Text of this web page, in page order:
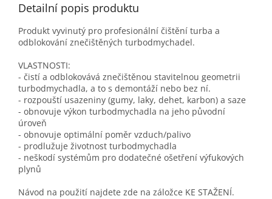
Detailní popis produktu
Produkt vyvinutý pro profesionální čištění turba a
odblokování znečištěných turbodmychadel.
VLASTNOSTI:
- čistí a odblokovává znečištěnou stavitelnou geometrii
turbodmychadla, a to s demontáží nebo bez ní.
- rozpouští usazeniny (gumy, laky, dehet, karbon) a saze
- obnovuje výkon turbodmychadla na jeho původní
úroveň
- obnovuje optimální poměr vzduch/palivo
- prodlužuje životnost turbodmychadla
- neškodí systémům pro dodatečné ošetření výfukových
plynů
Návod na použití najdete zde na záložce KE STAŽENÍ.